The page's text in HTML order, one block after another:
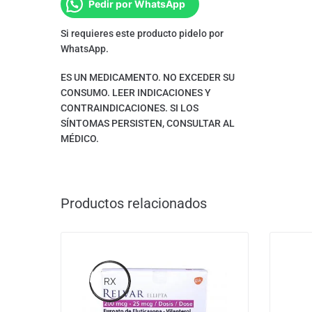
Pedir por WhatsApp
Si requieres este producto pidelo por
WhatsApp.
ES UN MEDICAMENTO. NO EXCEDER SU
CONSUMO. LEER INDICACIONES Y
CONTRAINDICACIONES. SI LOS
SÍNTOMAS PERSISTEN, CONSULTAR AL
MÉDICO.
Productos relacionados
RX